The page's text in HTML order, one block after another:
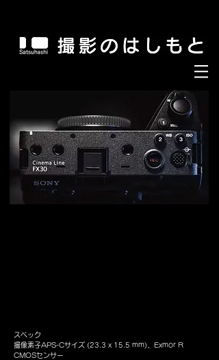
​​スペック
撮像素子APS-Cサイズ (23.3 x 15.5 mm)、Exmor R
CMOSセンサー